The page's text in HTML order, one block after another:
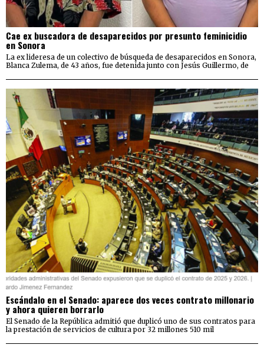
Cae ex buscadora de desaparecidos por presunto feminicidio
en Sonora
La ex lideresa de un colectivo de búsqueda de desaparecidos en Sonora,
Blanca Zulema, de 43 años, fue detenida junto con Jesús Guillermo, de
Escándalo en el Senado: aparece dos veces contrato millonario
y ahora quieren borrarlo
El Senado de la República admitió que duplicó uno de sus contratos para
la prestación de servicios de cultura por 32 millones 510 mil